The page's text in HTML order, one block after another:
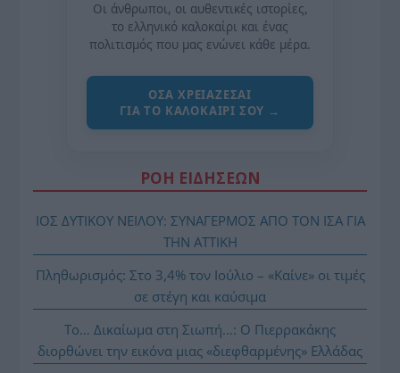
Οι άνθρωποι, οι αυθεντικές ιστορίες,
το ελληνικό καλοκαίρι και ένας
πολιτισμός που μας ενώνει κάθε μέρα.
ΌΣΑ ΧΡΕΙΆΖΕΣΑΙ
ΓΙΑ ΤΟ ΚΑΛΟΚΑΊΡΙ ΣΟΥ →
ΡΟΗ ΕΙΔΗΣΕΩΝ
ΙΟΣ ΔΥΤΙΚΟΥ ΝΕΙΛΟΥ: ΣΥΝΑΓΕΡΜΟΣ ΑΠΟ ΤΟΝ ΙΣΑ ΓΙΑ
ΤΗΝ ΑΤΤΙΚΗ
Πληθωρισμός: Στο 3,4% τον Ιούλιο – «Καίνε» οι τιμές
σε στέγη και καύσιμα
Το… Δικαίωμα στη Σιωπή…: Ο Πιερρακάκης
διορθώνει την εικόνα μιας «διεφθαρμένης» Ελλάδας